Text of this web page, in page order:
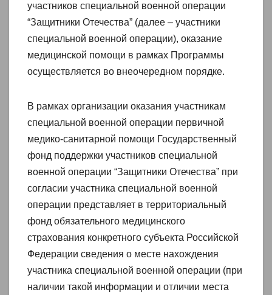
участников специальной военной операции
“Защитники Отечества” (далее – участники
специальной военной операции), оказание
медицинской помощи в рамках Программы
осуществляется во внеочередном порядке.
В рамках организации оказания участникам
специальной военной операции первичной
медико-санитарной помощи Государственный
фонд поддержки участников специальной
военной операции “Защитники Отечества” при
согласии участника специальной военной
операции представляет в территориальный
фонд обязательного медицинского
страхования конкретного субъекта Российской
Федерации сведения о месте нахождения
участника специальной военной операции (при
наличии такой информации и отличии места